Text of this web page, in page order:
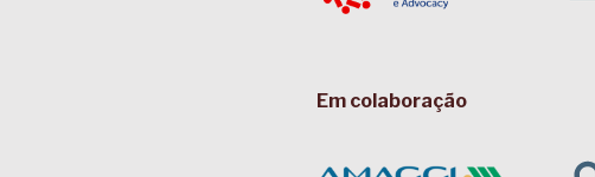
Em colaboração